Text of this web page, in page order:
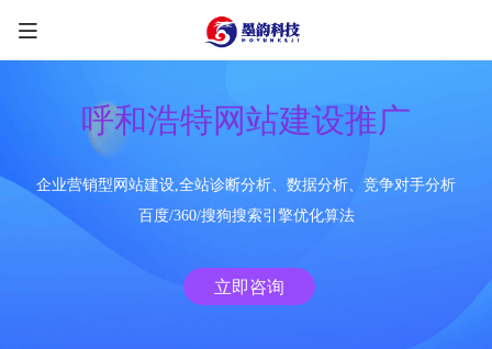
呼和浩特网站建设推广
企业营销型网站建设,全站诊断分析、数据分析、竞争对手分析
百度/360/搜狗搜索引擎优化算法
立即咨询
限时优惠咨询中